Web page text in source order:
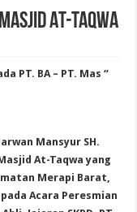
AT-TAQWA
PT. BA – PT. Mas “
Mansyur SH.
At-Taqwa yang
Merapi Barat,
Acara Peresmian